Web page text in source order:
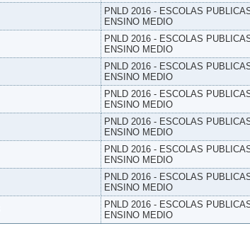
PNLD 2016 - ESCOLAS
ENSINO MEDIO
PNLD 2016 - ESCOLAS
ENSINO MEDIO
PNLD 2016 - ESCOLAS
ENSINO MEDIO
PNLD 2016 - ESCOLAS
ENSINO MEDIO
PNLD 2016 - ESCOLAS
ENSINO MEDIO
PNLD 2016 - ESCOLAS
ENSINO MEDIO
PNLD 2016 - ESCOLAS
ENSINO MEDIO
PNLD 2016 - ESCOLAS
ENSINO MEDIO